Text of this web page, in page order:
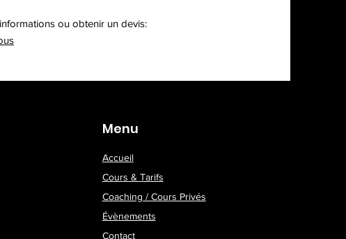
ou obtenir un devis:
Menu
Accueil
Cours & Tarifs
Coaching / Cours Privés
Évènements
Contact